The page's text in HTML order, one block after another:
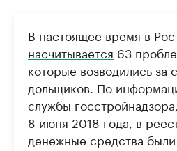
В настоящее время в
насчитывается 63
которые возводились за
дольщиков. По
службы
8 июня 2018 года, в
денежные средства